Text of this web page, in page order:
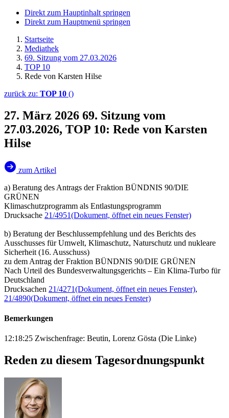
Direkt zum Hauptinhalt springen
Direkt zum Hauptmenü springen
Startseite
Mediathek
69. Sitzung vom 27.03.2026
TOP 10
Rede von Karsten Hilse
zurück zu: TOP 10 ()
27. März 2026 69. Sitzung vom
27.03.2026, TOP 10: Rede von Karsten
Hilse
zum Artikel
a) Beratung des Antrags der Fraktion BÜNDNIS 90/DIE
GRÜNEN
Klimaschutzprogramm als Entlastungsprogramm
Drucksache 21/4951(Dokument, öffnet ein neues Fenster)
b) Beratung der Beschlussempfehlung und des Berichts des
Ausschusses für Umwelt, Klimaschutz, Naturschutz und nukleare
Sicherheit (16. Ausschuss)
zu dem Antrag der Fraktion BÜNDNIS 90/DIE GRÜNEN
Nach Urteil des Bundesverwaltungsgerichts – Ein Klima-Turbo für
Deutschland
Drucksachen 21/4271(Dokument, öffnet ein neues Fenster),
21/4890(Dokument, öffnet ein neues Fenster)
Bemerkungen
12:18:25 Zwischenfrage: Beutin, Lorenz Gösta (Die Linke)
Reden zu diesem Tagesordnungspunkt